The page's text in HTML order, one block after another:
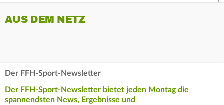
AUS DEM NETZ
Der FFH-Sport-Newsletter
Der FFH-Sport-Newsletter bietet jeden Montag die
spannendsten News, Ergebnisse und